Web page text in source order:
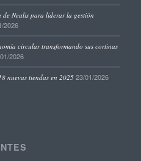
Nealis para liderar la gestión
2026
circular transformando sus cortinas
2026
nuevas tiendas en 2025 23/01/2026